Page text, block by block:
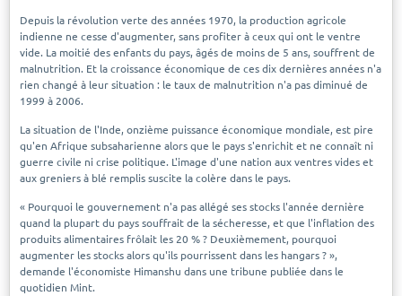
Depuis la révolution verte des années 1970, la production agricole
indienne ne cesse d'augmenter, sans profiter à ceux qui ont le ventre
vide. La moitié des enfants du pays, âgés de moins de 5 ans, souffrent de
malnutrition. Et la croissance économique de ces dix dernières années n'a
rien changé à leur situation : le taux de malnutrition n'a pas diminué de
1999 à 2006.
La situation de l'Inde, onzième puissance économique mondiale, est pire
qu'en Afrique subsaharienne alors que le pays s'enrichit et ne connaît ni
guerre civile ni crise politique. L'image d'une nation aux ventres vides et
aux greniers à blé remplis suscite la colère dans le pays.
« Pourquoi le gouvernement n'a pas allégé ses stocks l'année dernière
quand la plupart du pays souffrait de la sécheresse, et que l'inflation des
produits alimentaires frôlait les 20 % ? Deuxièmement, pourquoi
augmenter les stocks alors qu'ils pourrissent dans les hangars ? »,
demande l'économiste Himanshu dans une tribune publiée dans le
quotidien Mint.